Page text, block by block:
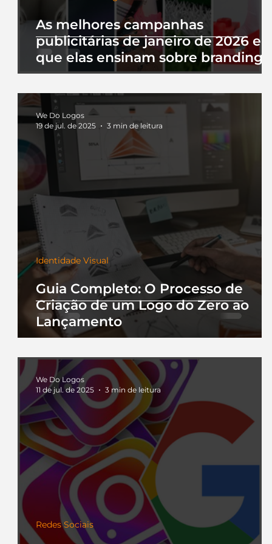
As melhores campanhas
publicitárias de janeiro de 2026 e
que elas ensinam sobre branding
Guia Completo: O Processo de
Criação de um Logo do Zero ao
Lançamento
Identidade Visual
We Do Logos
19 de jul. de 2025
3 min de leitura
Redes Sociais
We Do Logos
11 de jul. de 2025
3 min de leitura